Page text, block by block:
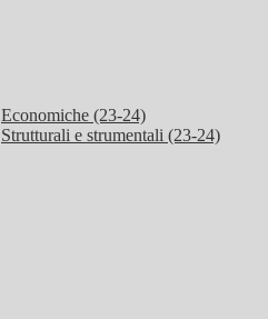
Economiche (23-24)
Strutturali e strumentali (23-24)